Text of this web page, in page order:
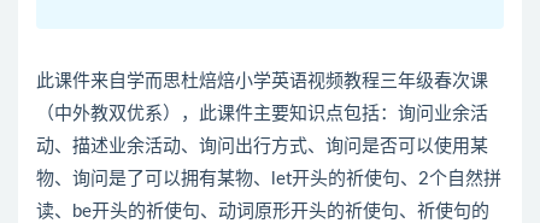
此课件来自学而思杜焙焙小学英语视频教程三年级春次课
（中外教双优系），此课件主要知识点包括：询问业余活
动、描述业余活动、询问出行方式、询问是否可以使用某
物、询问是了可以拥有某物、let开头的祈使句、2个自然拼
读、be开头的祈使句、动词原形开头的祈使句、祈使句的